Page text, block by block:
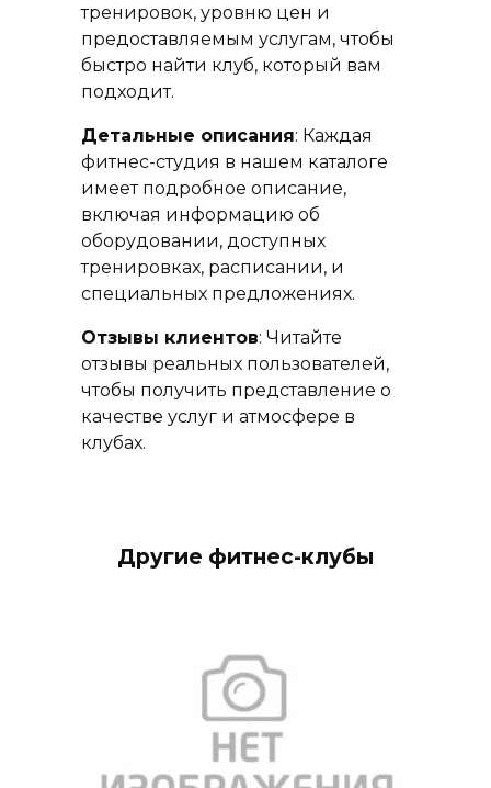
тренировок, уровню цен и
предоставляемым услугам, чтобы
быстро найти клуб, который вам
подходит.
Детальные описания: Каждая
фитнес-студия в нашем каталоге
имеет подробное описание,
включая информацию об
оборудовании, доступных
тренировках, расписании, и
специальных предложениях.
Отзывы клиентов: Читайте
отзывы реальных пользователей,
чтобы получить представление о
качестве услуг и атмосфере в
клубах.
Другие фитнес-клубы